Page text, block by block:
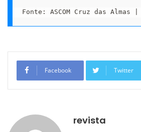
Fonte: ASCOM Cruz das Almas
Facebook Twitter
revista